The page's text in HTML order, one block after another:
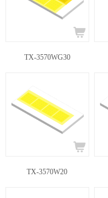
TX-3570WG30
TX-3570W20